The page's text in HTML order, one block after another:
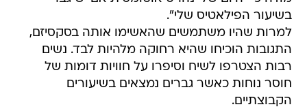
בשיעור הפילאטיס שלי".
למרות שהיו משתמשים שהאשימו אותה בסקסיזם,
התגובות הוכיחו שהיא רחוקה מלהיות לבד. נשים
רבות הצטרפו לשיח וסיפרו על חוויות דומות של
חוסר נוחות כאשר גברים נמצאים בשיעורים
הקבוצתיים.